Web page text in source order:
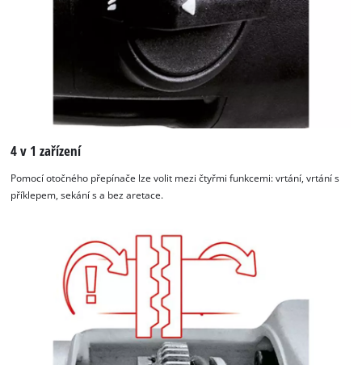
4 v 1 zařízení
Pomocí otočného přepínače lze volit mezi čtyřmi funkcemi: vrtání, vrtání s
příklepem, sekání s a bez aretace.